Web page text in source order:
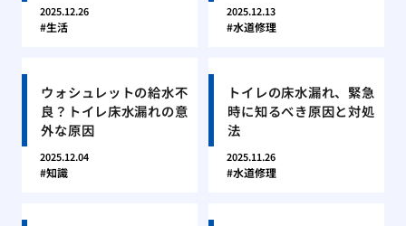
2025.12.26
生活
2025.12.13
水道修理
ウォシュレットの給水不
良？トイレ床水漏れの意
外な原因
2025.12.04
知識
トイレの床水漏れ、緊急
時に知るべき原因と対処
法
2025.11.26
水道修理